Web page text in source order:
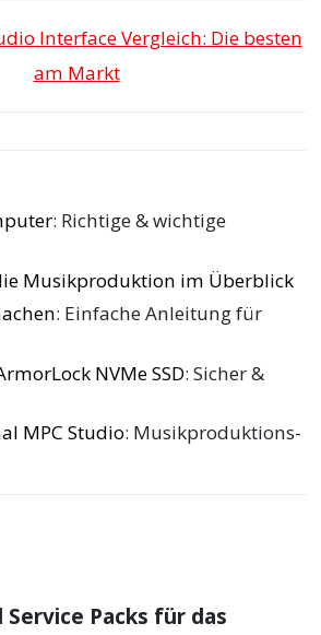
Interface Vergleich: Die besten
am Markt
: Richtige & wichtige
Musikproduktion im Überblick
: Einfache Anleitung für
NVMe SSD: Sicher &
MPC Studio: Musikproduktions-
Packs für das